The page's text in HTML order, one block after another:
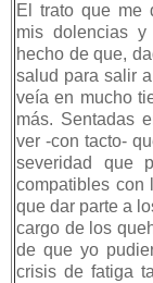
El trato que me
mis dolencias
hecho de que,
salud para salir
veía en mucho
más. Sentadas
ver -con tacto-
severidad que
compatibles con
que dar parte a
cargo de los
de que yo
crisis de fatiga